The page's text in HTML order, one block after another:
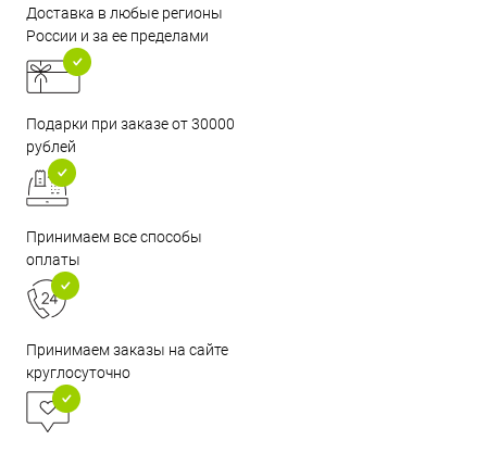
Доставка в любые регионы
России и за ее пределами
Подарки при заказе от 30000
рублей
Принимаем все способы
оплаты
Принимаем заказы на сайте
круглосуточно